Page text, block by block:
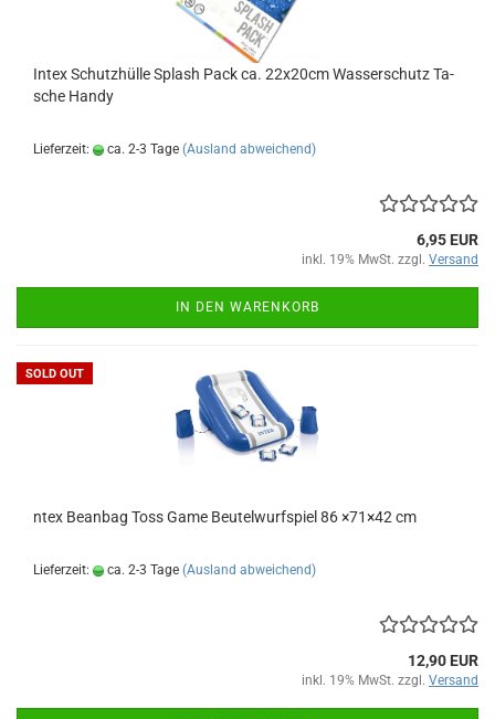
Intex Schutz­hül­le Splash Pack ca. 22x20cm Was­ser­schutz Ta­
sche Handy
Lieferzeit: ca. 2-3 Tage (Ausland abweichend)
6,95 EUR
inkl. 19% MwSt. zzgl. Versand
IN DEN WARENKORB
SOLD OUT
ntex Be­an­bag Toss Game Beu­tel­wurf­spiel 86 ×71×42 cm
Lieferzeit: ca. 2-3 Tage (Ausland abweichend)
12,90 EUR
inkl. 19% MwSt. zzgl. Versand